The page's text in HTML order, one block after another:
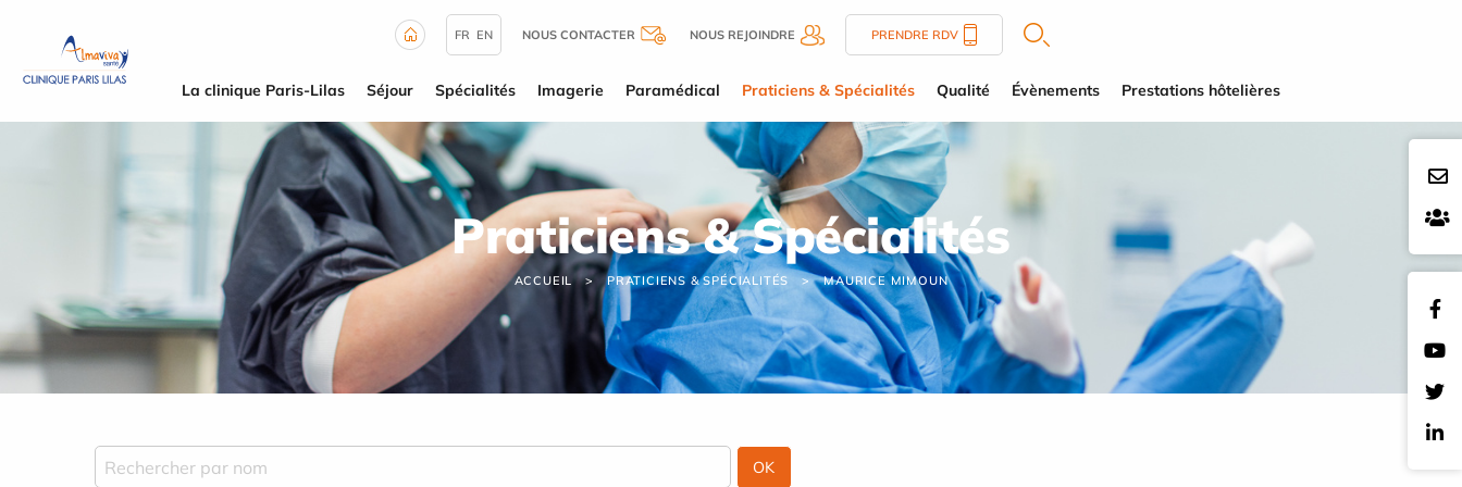
FR EN NOUS CONTACTER NOUS REJOINDRE PRENDRE RDV
La clinique Paris-Lilas Séjour Spécialités Imagerie Paramédical Praticiens & Spécialités Qualité Évènements Prestations hôtelières
Praticiens & Spécialités
ACCUEIL PRATICIENS & SPÉCIALITÉS MAURICE MIMOUN